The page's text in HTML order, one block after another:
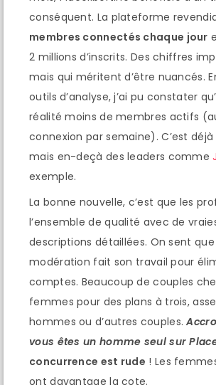
conséquent. La plateforme
membres connectés chaque jour
2 millions d’inscrits. Des chiffres
mais qui méritent d’être nuancés.
outils d’analyse, j’ai pu constater
réalité moins de membres actifs
connexion par semaine). C’est
mais en-deçà des leaders comme
exemple.
La bonne nouvelle, c’est que les
l’ensemble de qualité avec de
descriptions détaillées. On sent que
modération fait son travail pour
comptes. Beaucoup de couples
femmes pour des plans à trois,
hommes ou d’autres couples.
vous êtes un homme seul sur
concurrence est rude ! Les
ont davantage la cote.